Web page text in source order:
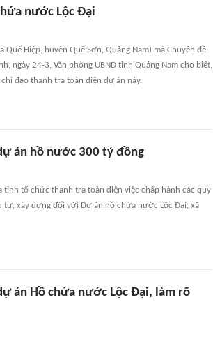
nước Lộc Đại
Hiệp, huyện Quế Sơn, Quảng Nam) mà Chuyên đề
ngày 24-3, Văn phòng UBND tỉnh Quảng Nam cho biết,
đạo thanh tra toàn diện dự án này.
án hồ nước 300 tỷ đồng
tỉnh tổ chức thanh tra toàn diện việc chấp hành các quy
xây dựng đối với Dự án hồ chứa nước Lộc Đại, xã
án Hồ chứa nước Lộc Đại, làm rõ